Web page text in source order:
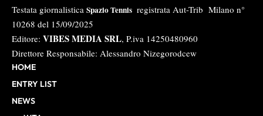
Testata giornalistica Spazio Tennis registrata Aut-Trib Milano n°
10268 del 15/09/2025
Editore: VIBES MEDIA SRL, P.iva 14250480960
Direttore Responsabile: Alessandro Nizegorodcew
HOME
ENTRY LIST
NEWS